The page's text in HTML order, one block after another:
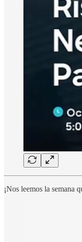
¡Nos leemos la semana